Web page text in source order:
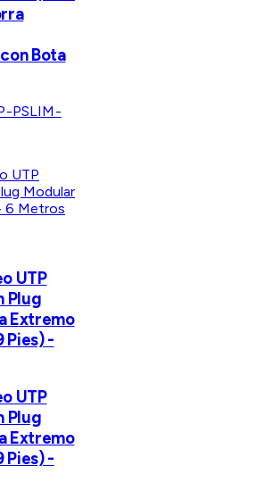
Bota
PSLIM-
UTP
Plug
Extremo
Pies) -
UTP
Plug
Extremo
Pies) -